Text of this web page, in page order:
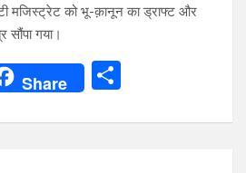
मजिस्ट्रेट को भू-क़ानून का ड्राफ्ट और
सौंपा गया।
Share
ar